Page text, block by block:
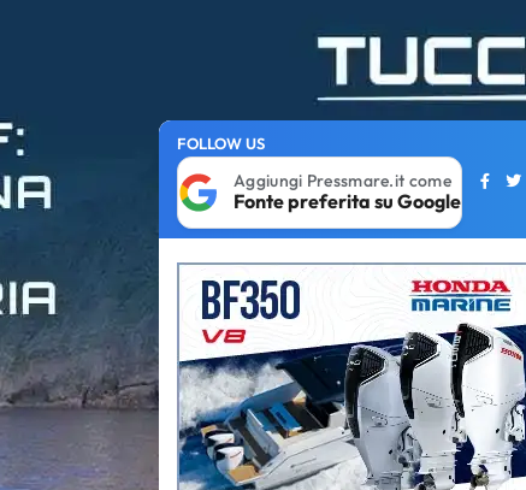
FOLLOW US
Aggiungi Pressmare.it come
Fonte preferita su Google